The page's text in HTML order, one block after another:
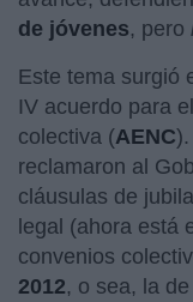
de jóvenes, pero
Este tema surgió
IV acuerdo para
colectiva (AENC
reclamaron al
cláusulas de
legal (ahora está
convenios
2012, o sea, la